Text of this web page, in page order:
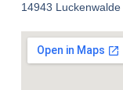
14943 Luckenwalde